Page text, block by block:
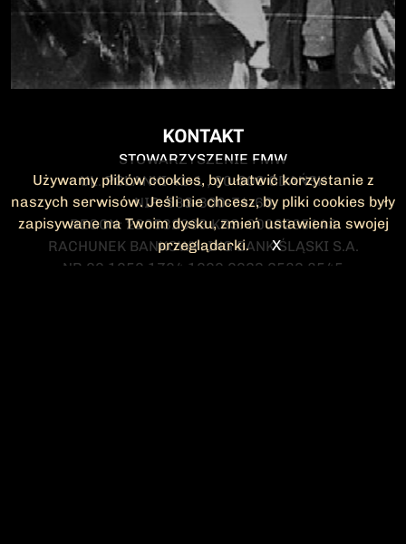
KONTAKT
STOWARZYSZENIE FMW
UL. POLANKI 41-1 , 80-308 GDAŃSK
NIP: 583-300-74-60
REGON: 220532063 KRS: 0000295148
RACHUNEK BANKOWY: ING BANK ŚLĄSKI S.A.
NR 90 1050 1764 1000 0023 2582 8545
Używamy plików cookies, by ułatwić korzystanie z
naszych serwisów. Jeśli nie chcesz, by pliki cookies były
zapisywane na Twoim dysku, zmień ustawienia swojej
przeglądarki.
X